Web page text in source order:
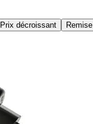
Prix décroissant Remise